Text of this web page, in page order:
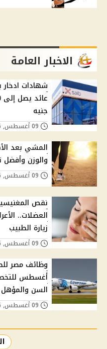
الاخبار العامة
جنيه
المشي بعد
والوزن
نقص
العضلات..
زيارة الطبيب
أغسطس
السن والمؤهل